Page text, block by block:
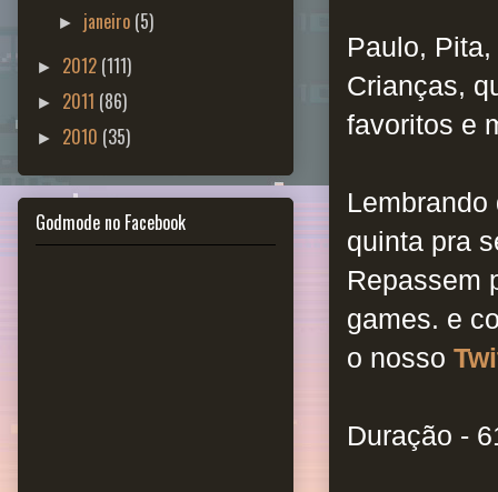
Paulo,
Crianças,
favoritos e
quinta pra
Repassem
games. e
o nosso
Duração -
► janeiro (5)
► 2012 (111)
► 2011 (86)
► 2010 (35)
Godmode no Facebook